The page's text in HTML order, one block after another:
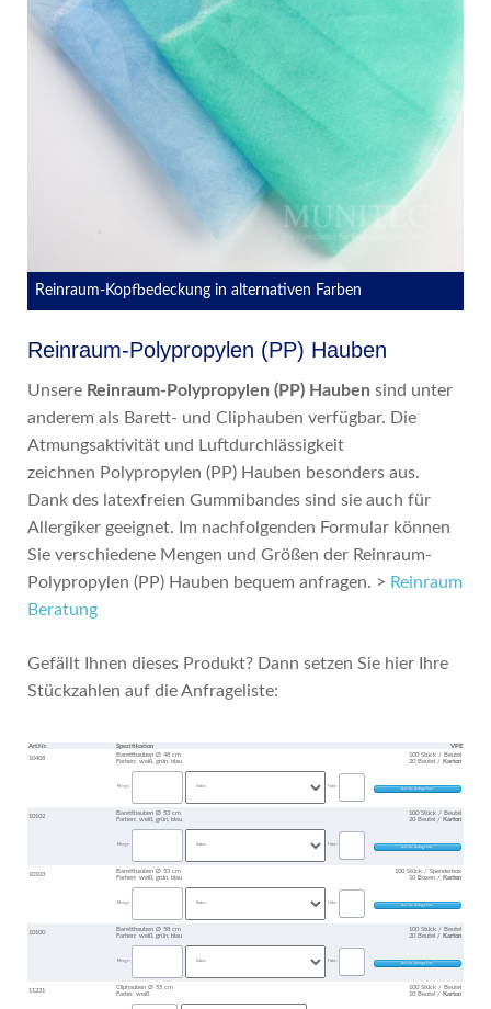
Reinraum-Kopfbedeckung in alternativen Farben
Reinraum-Polypropylen (PP) Hauben
Unsere Reinraum-Polypropylen (PP) Hauben sind unter
anderem als Barett- und Cliphauben verfügbar. Die
Atmungsaktivität und Luftdurchlässigkeit
zeichnen Polypropylen (PP) Hauben besonders aus.
Dank des latexfreien Gummibandes sind sie auch für
Allergiker geeignet. Im nachfolgenden Formular können
Sie verschiedene Mengen und Größen der Reinraum-
Polypropylen (PP) Hauben bequem anfragen. > Reinraum
Beratung
Gefällt Ihnen dieses Produkt? Dann setzen Sie hier Ihre
Stückzahlen auf die Anfrageliste:
Art.Nr. Spezifikation
VPE
10408
Baretthauben Ø 48 cm
Farben: weiß, grün, blau
100 Stück / Beutel
20 Beutel / Karton
Menge:
10102
Baretthauben Ø 53 cm
Farben: weiß, grün, blau
100 Stück / Beutel
20 Beutel / Karton
Menge:
10103
Baretthauben Ø 53 cm
Farben: weiß, grün, blau
100 Stück / Spenderbox
10 Boxen / Karton
Menge:
10100
Baretthauben Ø 58 cm
Farben: weiß, grün, blau
100 Stück / Beutel
20 Beutel / Karton
Menge:
11231
Cliphauben Ø 55 cm
Farbe: weiß
100 Stück / Beutel
10 Beutel / Karton